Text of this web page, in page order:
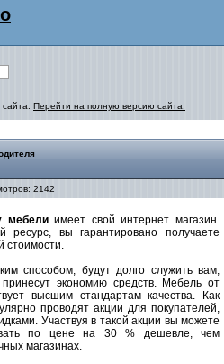
Перейти на полную версию сайта.
2142
мебелиимеет свой интернет магазин.
ресурс, вы гарантировано получаете
стоимости.
способом, будут долго служить вам,
экономию средств. Мебель от
высшим стандартам качества. Как
проводят акции для покупателей,
Участвуя в такой акции вы можете
по цене на 30 % дешевле, чем
магазинах.